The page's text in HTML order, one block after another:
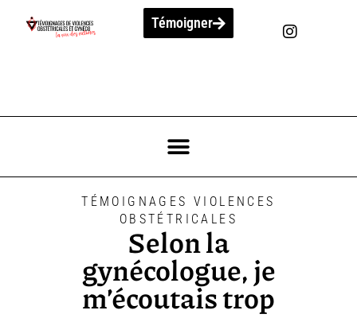
Témoigner
TÉMOIGNAGES VIOLENCES
OBSTÉTRICALES
Selon la
gynécologue, je
m’écoutais trop